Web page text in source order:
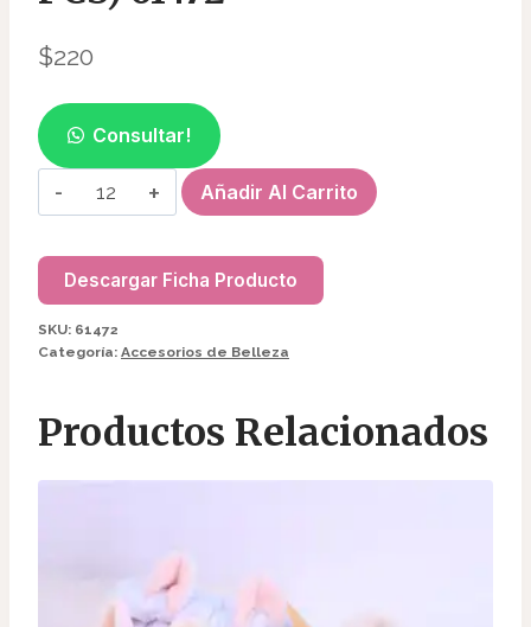
$220
Consultar!
STENCIL
PARA
MODELOS
VARIOS
(3
cantidad
Añadir Al Carrito
Descargar Ficha Producto
SKU: 61472
Categoría: Accesorios de Belleza
Productos Relacionados